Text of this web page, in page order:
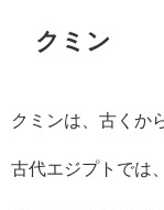
クミン
クミンは、古くか
古代エジプトでは